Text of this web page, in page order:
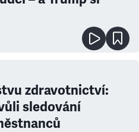
zdravotnictví:
sledování